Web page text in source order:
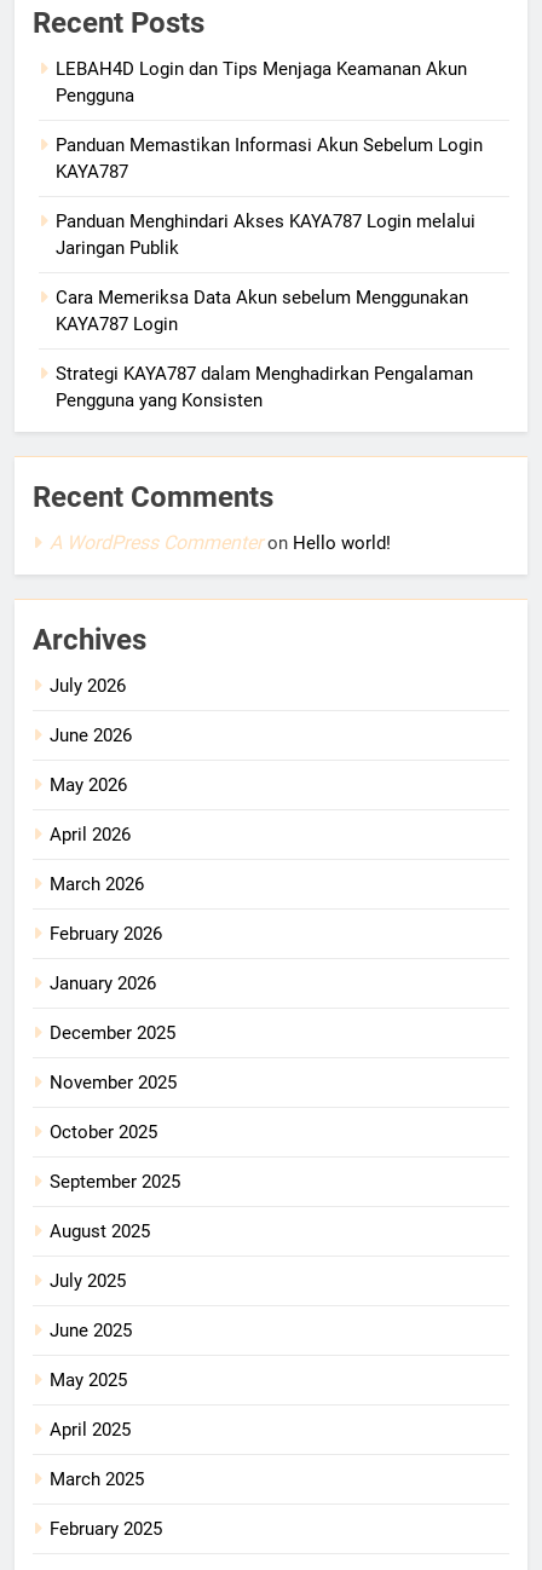
Recent Posts
LEBAH4D Login dan Tips Menjaga Keamanan Akun
Pengguna
Panduan Memastikan Informasi Akun Sebelum Login
KAYA787
Panduan Menghindari Akses KAYA787 Login melalui
Jaringan Publik
Cara Memeriksa Data Akun sebelum Menggunakan
KAYA787 Login
Strategi KAYA787 dalam Menghadirkan Pengalaman
Pengguna yang Konsisten
Recent Comments
A WordPress Commenteron Hello world!
Archives
July 2026
June 2026
May 2026
April 2026
March 2026
February 2026
January 2026
December 2025
November 2025
October 2025
September 2025
August 2025
July 2025
June 2025
May 2025
April 2025
March 2025
February 2025